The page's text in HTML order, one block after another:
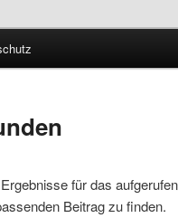
für das
Beitrag zu finden.